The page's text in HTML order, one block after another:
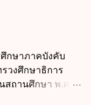
กเฉินที่มิอาจหลีก
นชอบแล้วไปใช้
งต่อไปนี้ ยกเว้น
ายได้ ข. การ
ๆ ง. สำนักงาน
รมหาชน) ข้อ 2
ารจัดทำบริการ
ห้มีการใช้ระบบ
กยภาพ ข. พัฒนา
ที่จำเป็นให้เป็นไป
ศึกษาภาคบังคับ
วงศึกษาธิการ
สถานศึกษา พ.ศ.